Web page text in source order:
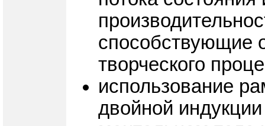
способствующие
творческого
использование
двойной